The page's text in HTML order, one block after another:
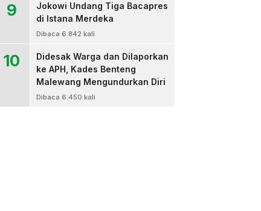
9
Jokowi Undang Tiga Bacapres
di Istana Merdeka
Dibaca 6.842 kali
10
Didesak Warga dan Dilaporkan
ke APH, Kades Benteng
Malewang Mengundurkan Diri
Dibaca 6.450 kali